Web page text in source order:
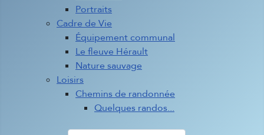
Portraits
Cadre de Vie
Équipement communal
Le fleuve Hérault
Nature sauvage
Loisirs
Chemins de randonnée
Quelques randos...